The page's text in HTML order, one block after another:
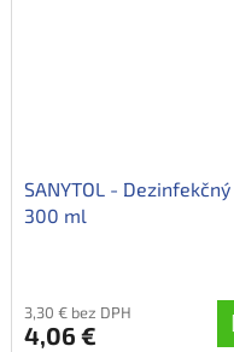
SANYTOL -
300 ml
3,30 € bez DPH
4,06 €